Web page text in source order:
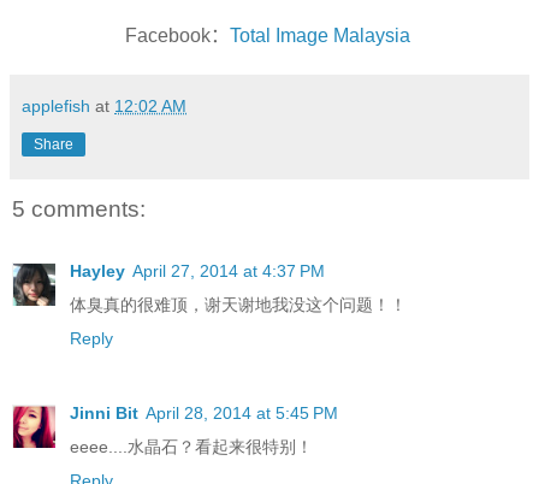
Facebook： Total Image Malaysia
applefish at 12:02 AM
Share
5 comments:
Hayley April 27, 2014 at 4:37 PM
体臭真的很难顶，谢天谢地我没这个问题！！
Reply
Jinni Bit April 28, 2014 at 5:45 PM
eeee....水晶石？看起来很特别！